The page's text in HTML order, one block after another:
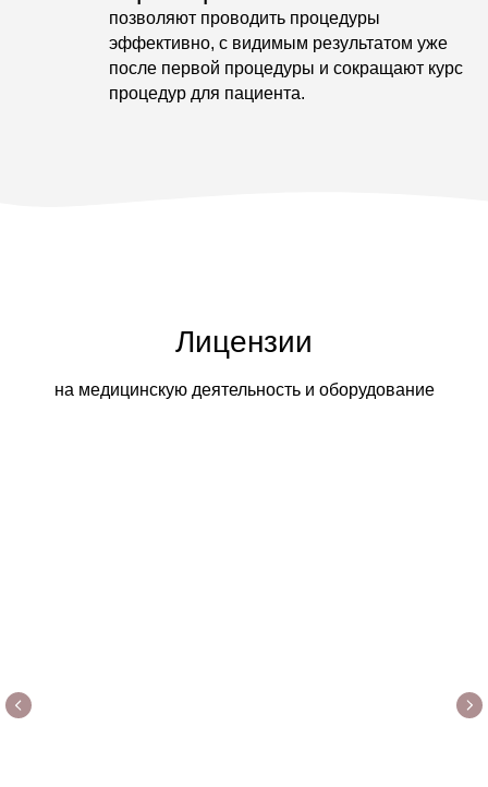
позволяют проводить процедуры
эффективно, с видимым результатом уже
после первой процедуры и сокращают курс
процедур для пациента.
Лицензии
на медицинскую деятельность и оборудование